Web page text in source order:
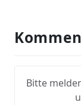
Bitte